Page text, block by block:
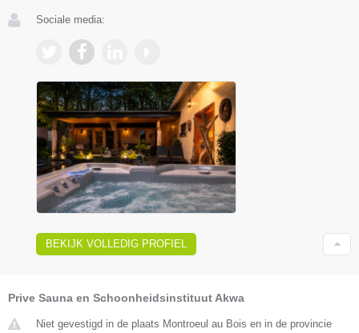
Sociale media:
BEKIJK VOLLEDIG PROFIEL
Prive Sauna en Schoonheidsinstituut Akwa
Niet gevestigd in de plaats Montroeul au Bois en in de provincie